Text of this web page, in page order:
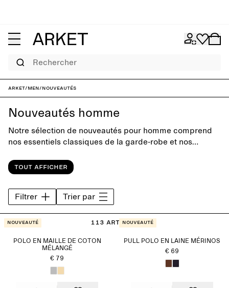
Rechercher
ARKET/Men/Nouveautés
Nouveautés homme
Notre sélection de nouveautés pour homme comprend
nos essentiels classiques de la garde-robe et nos
simplicité intemporelle, toutes nos pièces ont été
pensées pour résister aux tendances.
Tout afficher
Filtrer Trier par
113 articles
Nouveauté
POLO EN MAILLE DE COTON
MÉLANGÉ
€ 79
Nouveauté
PULL POLO EN LAINE MÉRINOS
€ 69